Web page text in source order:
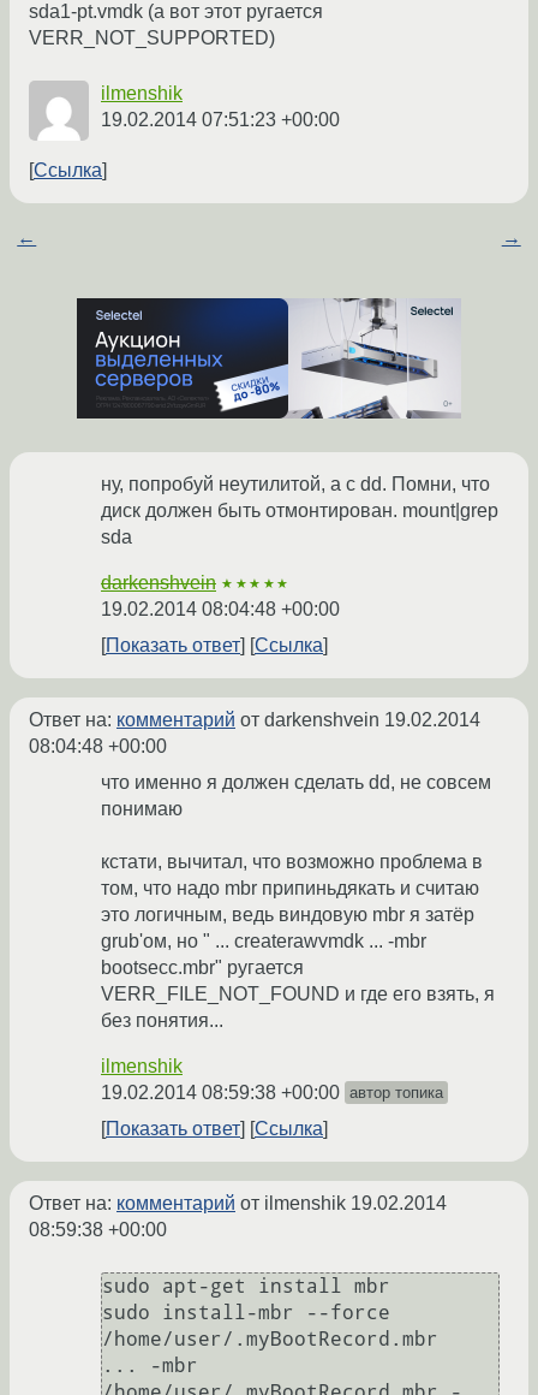
sda1-pt.vmdk (а вот этот ругается
VERR_NOT_SUPPORTED)
ilmenshik
19.02.2014 07:51:23 +00:00
Ссылка
← →
ну, попробуй неутилитой, а с dd. Помни, что
диск должен быть отмонтирован. mount|grep
sda
darkenshvein ★★★★★
19.02.2014 08:04:48 +00:00
Показать ответ
Ссылка
Ответ на: комментарий от darkenshvein 19.02.2014
08:04:48 +00:00
что именно я должен сделать dd, не совсем
понимаю
кстати, вычитал, что возможно проблема в
том, что надо mbr припиньдякать и считаю
это логичным, ведь виндовую mbr я затёр
grub'ом, но " ... createrawvmdk ... -mbr
bootsecc.mbr" ругается
VERR_FILE_NOT_FOUND и где его взять, я
без понятия...
ilmenshik
19.02.2014 08:59:38 +00:00 автор топика
Показать ответ Ссылка
Ответ на: комментарий от ilmenshik 19.02.2014
08:59:38 +00:00
sudo apt-get install mbr
sudo install-mbr --force
/home/user/.myBootRecord.mbr
... -mbr